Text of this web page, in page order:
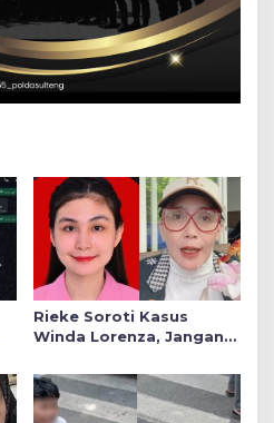
Rieke Soroti Kasus
Winda Lorenza, Jangan
dalam Penyidikan